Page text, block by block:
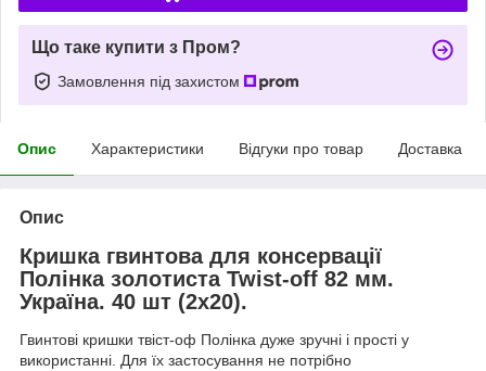
Що таке купити з Пром?
Замовлення під захистом
Опис Характеристики Відгуки про товар Доставка
Опис
Кришка гвинтова для консервації
Полінка золотиста Twist-off 82 мм.
Україна. 40 шт (2х20).
Гвинтові кришки твіст-оф Полінка дуже зручні і прості у
використанні. Для їх застосування не потрібно